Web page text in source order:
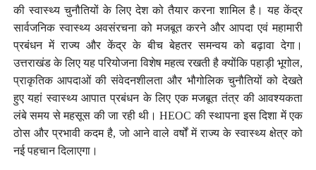
की स्वास्थ्य चुनौतियों के लिए देश को तैयार करना शामिल है। यह केंद्र
सार्वजनिक स्वास्थ्य अवसंरचना को मजबूत करने और आपदा एवं महामारी
प्रबंधन में राज्य और केंद्र के बीच बेहतर समन्वय को बढ़ावा देगा।
उत्तराखंड के लिए यह परियोजना विशेष महत्व रखती है क्योंकि पहाड़ी भूगोल,
प्राकृतिक आपदाओं की संवेदनशीलता और भौगोलिक चुनौतियों को देखते
हुए यहां स्वास्थ्य आपात प्रबंधन के लिए एक मजबूत तंत्र की आवश्यकता
लंबे समय से महसूस की जा रही थी। HEOC की स्थापना इस दिशा में एक
ठोस और प्रभावी कदम है, जो आने वाले वर्षों में राज्य के स्वास्थ्य क्षेत्र को
नई पहचान दिलाएगा।